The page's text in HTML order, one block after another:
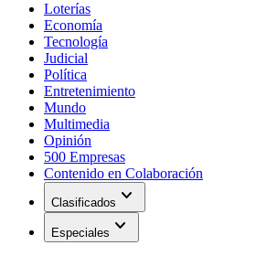
Loterías
Economía
Tecnología
Judicial
Política
Entretenimiento
Mundo
Multimedia
Opinión
500 Empresas
Contenido en Colaboración
Clasificados expand_more
Especiales expand_more